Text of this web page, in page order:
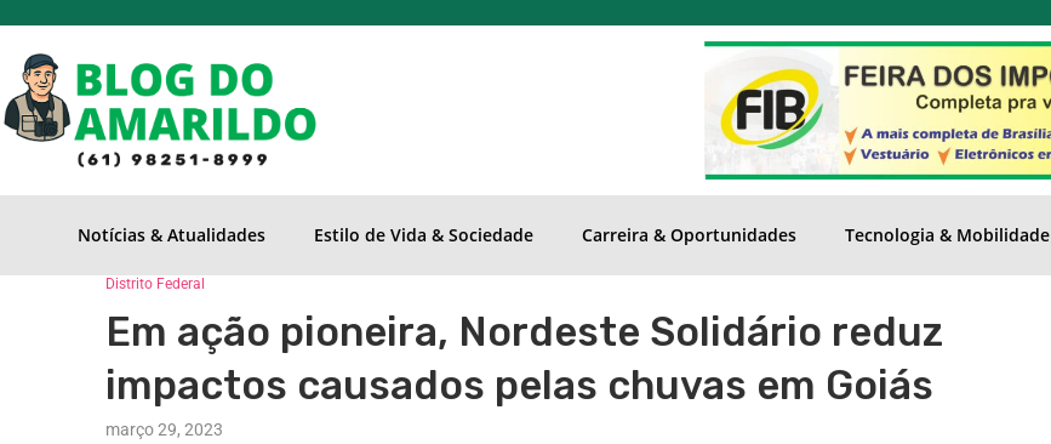
Notícias & Atualidades Estilo de Vida & Sociedade Carreira & Oportunidades Tecnologia & Mobilidade
Distrito Federal
Em ação pioneira, Nordeste Solidário reduz
impactos causados pelas chuvas em Goiás
março 29, 2023